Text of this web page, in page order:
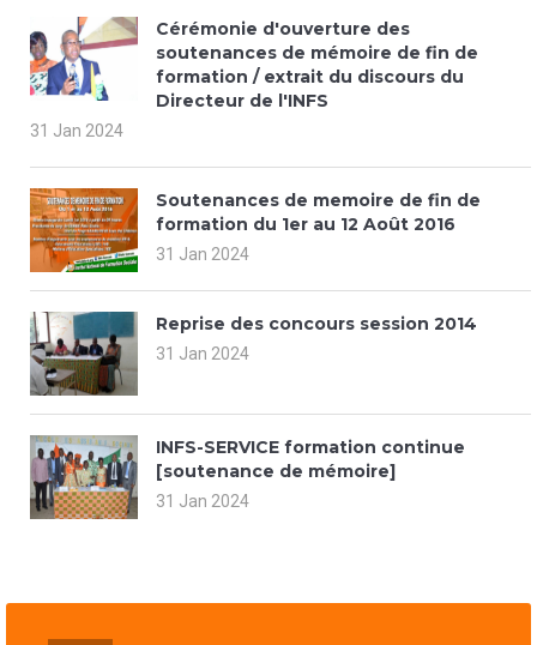
Cérémonie d'ouverture des
soutenances de mémoire de fin de
formation / extrait du discours du
Directeur de l'INFS
31 Jan 2024
Soutenances de memoire de fin de
formation du 1er au 12 Août 2016
31 Jan 2024
Reprise des concours session 2014
31 Jan 2024
INFS-SERVICE formation continue
[soutenance de mémoire]
31 Jan 2024